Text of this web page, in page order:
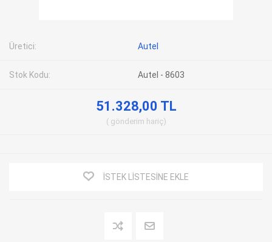
Üretici: Autel
Stok Kodu: Autel - 8603
51.328,00 TL
gönderim hariç
İSTEK LISTESINE EKLE